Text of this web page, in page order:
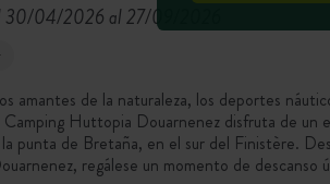
30/04/2026 al 27/09/2026
amantes de la naturaleza, los deportes
Huttopia Douarnenez disfruta de un
punta de Bretaña, en el sur del Finistère.
regálese un momento de descanso